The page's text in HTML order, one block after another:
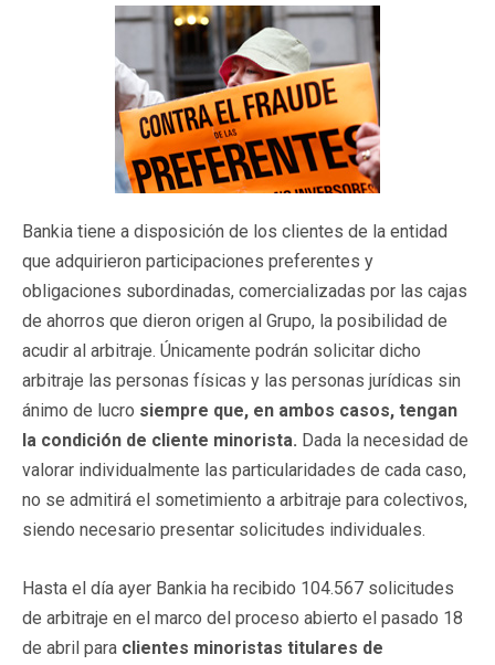
Bankia tiene a disposición de los clientes de la entidad
que adquirieron participaciones preferentes y
obligaciones subordinadas, comercializadas por las cajas
de ahorros que dieron origen al Grupo, la posibilidad de
acudir al arbitraje. Únicamente podrán solicitar dicho
arbitraje las personas físicas y las personas jurídicas sin
ánimo de lucro siempre que, en ambos casos, tengan
la condición de cliente minorista. Dada la necesidad de
valorar individualmente las particularidades de cada caso,
no se admitirá el sometimiento a arbitraje para colectivos,
siendo necesario presentar solicitudes individuales.
Hasta el día ayer Bankia ha recibido 104.567 solicitudes
de arbitraje en el marco del proceso abierto el pasado 18
de abril para clientes minoristas titulares de